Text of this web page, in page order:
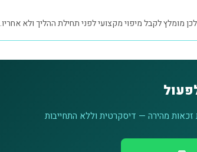
מומלץ לקבל מיפוי מקצועי לפני תחילת ההליך ולא אחריו.
מהירה — דיסקרטית וללא התחייבות